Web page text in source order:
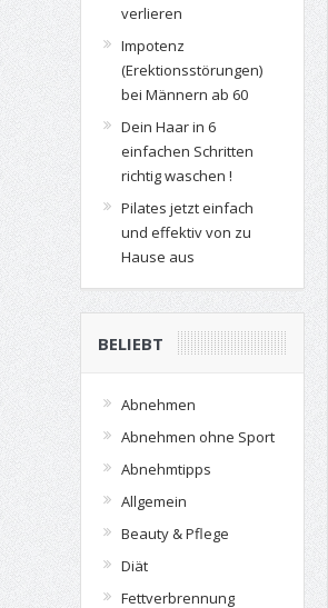
verlieren
Impotenz
(Erektionsstörungen)
bei Männern ab 60
Dein Haar in 6
einfachen Schritten
richtig waschen !
Pilates jetzt einfach
und effektiv von zu
Hause aus
BELIEBT
Abnehmen
Abnehmen ohne Sport
Abnehmtipps
Allgemein
Beauty & Pflege
Diät
Fettverbrennung